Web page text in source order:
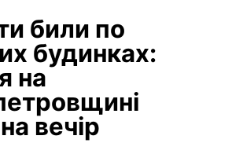
били по
будинках:
на
вечір